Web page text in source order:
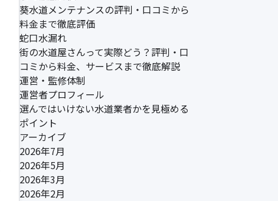
葵水道メンテナンスの評判・口コミから
料金まで徹底評価
蛇口水漏れ
街の水道屋さんって実際どう？評判・口
コミから料金、サービスまで徹底解説
運営・監修体制
運営者プロフィール
選んではいけない水道業者かを見極める
ポイント
アーカイブ
2026年7月
2026年5月
2026年3月
2026年2月